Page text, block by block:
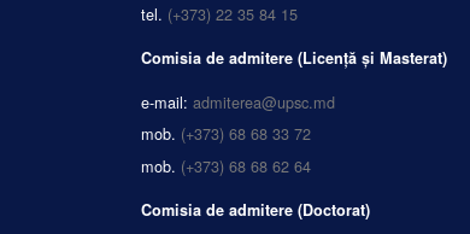
tel. (+373) 22 35 84 15
Comisia de admitere (Licență și Masterat)
e-mail: admiterea@upsc.md
mob. (+373) 68 68 33 72
mob. (+373) 68 68 62 64
Comisia de admitere (Doctorat)